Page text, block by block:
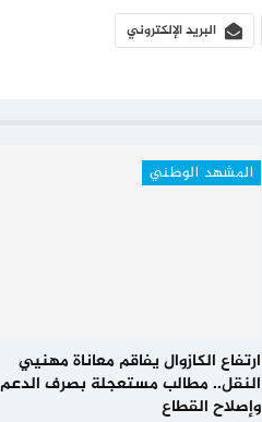
البريد الإلكتروني
المشهد الوطني
ارتفاع الكازوال يفاقم معاناة مهنيي
النقل.. مطالب مستعجلة بصرف الدعم
وإصلاح القطاع